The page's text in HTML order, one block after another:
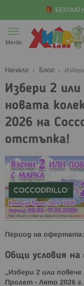
към
съдържанието
Меню
Начало Блог
Избери 2
новата
2026 на
отстъпка!
Период на офертата:
Общи условия
„Избери 2 или
Пролет - Лято 2026